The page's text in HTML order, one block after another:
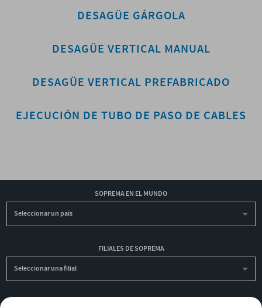
DESAGÜE GÁRGOLA
DESAGÜE VERTICAL MANUAL
DESAGÜE VERTICAL PREFABRICADO
EJECUCIÓN DE TUBO DE PASO DE CABLES
SOPREMA EN EL MUNDO
Seleccionar un país
FILIALES DE SOPREMA
Seleccionar una filial